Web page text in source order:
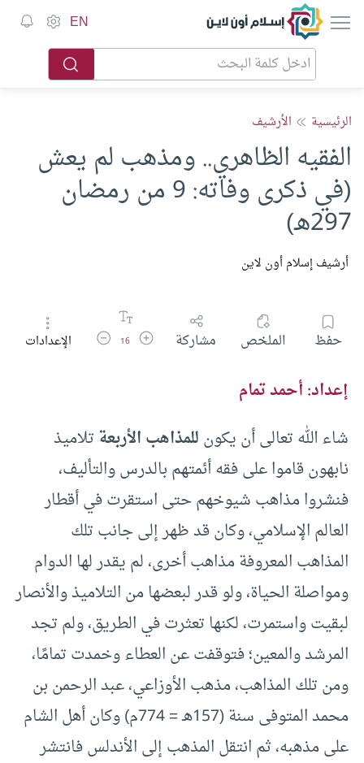
إسلام أون لاين EN
الرئيسية الأرشيف
الفقيه الظاهري.. ومذهب لم يعش
(في ذكرى وفاته: 9 من رمضان
297هـ)
أرشيف إسلام أون لاين
حفظ الملخص مشاركة زيادة حجم الخط
16 تقليل حجم الخط
الإعدادات
إعداد: أحمد تمام
شاء الله تعالى أن يكونللمذاهب الأربعةتلاميذ
نابهون قاموا على فقه أئمتهم بالدرس والتأليف،
فنشروا مذاهب شيوخهم حتى استقرت في أقطار
العالم الإسلامي، وكان قد ظهر إلى جانب تلك
المذاهب المعروفة مذاهب أخرى، لم يقدر لها الدوام
ومواصلة الحياة، ولو قدر لبعضها من التلاميذ والأنصار
لبقيت واستمرت، لكنها تعثرت في الطريق، ولم تجد
المرشد والمعين؛ فتوقفت عن العطاء وخمدت تمامًا،
ومن تلك المذاهب، مذهب الأوزاعي، عبد الرحمن بن
محمد المتوفى سنة (157هـ = 774م) وكان أهل الشام
على مذهبه، ثم انتقل المذهب إلى الأندلس فانتشر